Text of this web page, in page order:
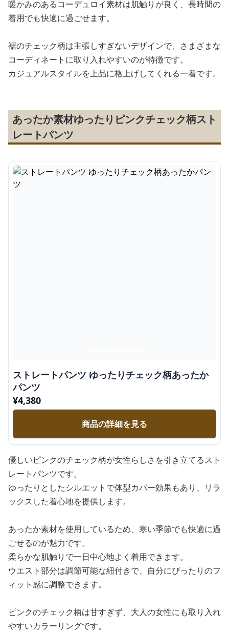
暖かみのあるコーデュロイ素材は肌触りが良く、長時間の
着用でも快適に過ごせます。
裾のチェック柄は主張しすぎないデザインで、さまざまな
コーディネートに取り入れやすいのが特徴です。
カジュアルスタイルを上品に格上げしてくれる一着です。
あったか素材ゆったりピンクチェック柄スト
レートパンツ
ストレートパンツ ゆったりチェック柄あったか
パンツ
¥4,380
商品の詳細を見る
優しいピンクのチェック柄が女性らしさを引き立てるスト
レートパンツです。
ゆったりとしたシルエットで体型カバー効果もあり、リラ
ックスした着心地を提供します。
あったか素材を使用しているため、寒い季節でも快適に過
ごせるのが魅力です。
柔らかな肌触りで一日中心地よく着用できます。
ウエスト部分は調節可能な紐付きで、自分にぴったりのフ
ィット感に調整できます。
ピンクのチェック柄は甘すぎず、大人の女性にも取り入れ
やすいカラーリングです。